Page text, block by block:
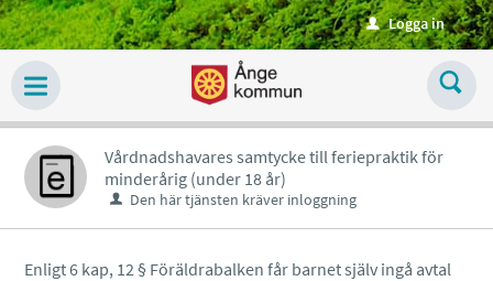
Välkommen
till
tjänster
-
Ånge
kommun
u Logga in
Vårdnadshavares samtycke till feriepraktik för
minderårig (under 18 år)
Den här tjänsten kräver inloggning
Enligt 6 kap, 12 § Föräldrabalken får barnet själv ingå avtal